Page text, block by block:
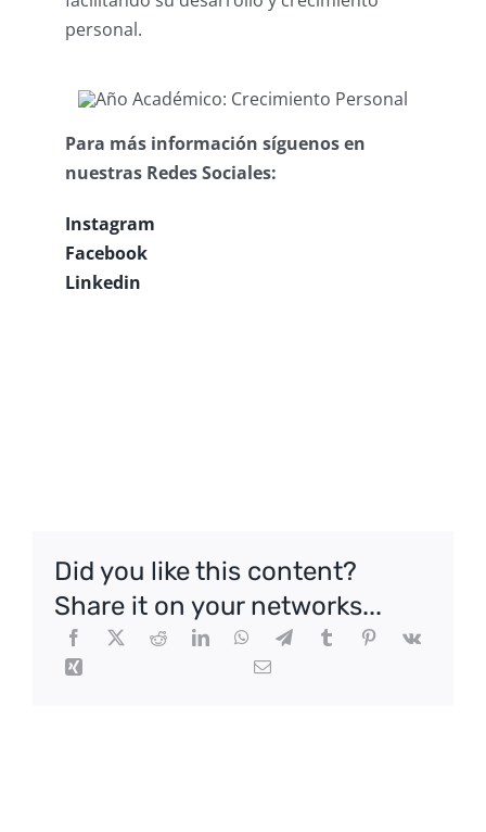
personal.
Para más información síguenos en
nuestras Redes Sociales:
Instagram
Facebook
Linkedin
Did you like this content?
Share it on your networks...